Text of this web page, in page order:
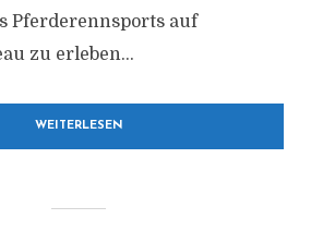
Pferderennsports auf
zu erleben...
WEITERLESEN